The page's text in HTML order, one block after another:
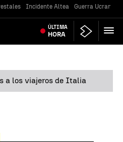
Incidente Altea Guerra Ucrania
ÚLTIMA
HORA
a los viajeros de Italia